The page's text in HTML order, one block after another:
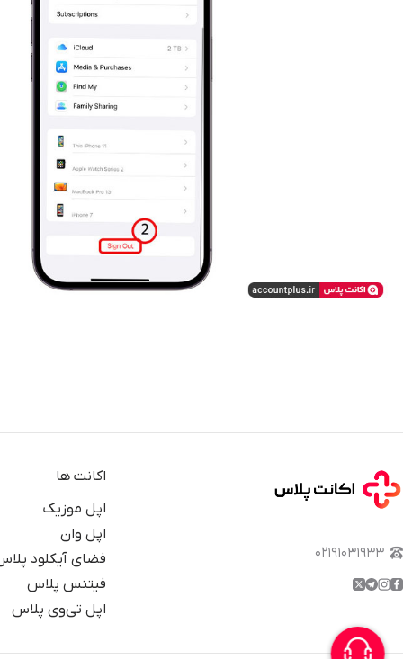
۰۲۱۹۱۰۳۱۹۳۳
اکانت ها
اپل موزیک
اپل وان
فضای آیکلود
فیتنس پلاس
اپل تی‌وی پلاس